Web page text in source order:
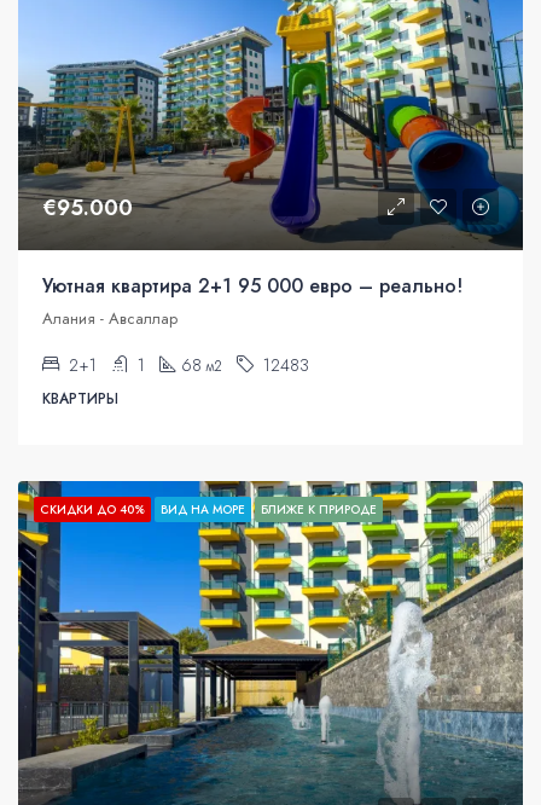
€95.000
Уютная квартира 2+1 95 000 евро – реально!
Алания - Авсаллар
2+1 1 68 м2 12483
КВАРТИРЫ
СКИДКИ ДО 40% ВИД НА МОРЕ БЛИЖЕ К ПРИРОДЕ